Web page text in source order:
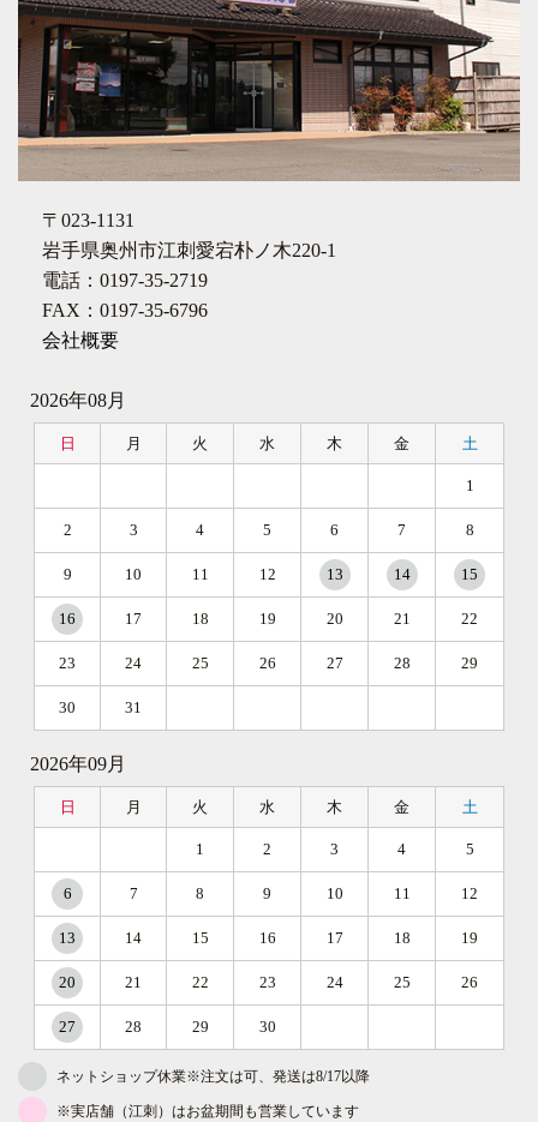
〒023-1131
岩手県奥州市江刺愛宕朴ノ木220-1
電話：0197-35-2719
FAX：0197-35-6796
会社概要
2026年08月
日 月 火 水 木 金 土
1
2 3 4 5 6 7 8
9 10 11 12 13 14 15
16 17 18 19 20 21 22
23 24 25 26 27 28 29
30 31
2026年09月
日 月 火 水 木 金 土
1 2 3 4 5
6 7 8 9 10 11 12
13 14 15 16 17 18 19
20 21 22 23 24 25 26
27 28 29 30
ネットショップ休業※注文は可、発送は8/17以降
※実店舗（江刺）はお盆期間も営業しています